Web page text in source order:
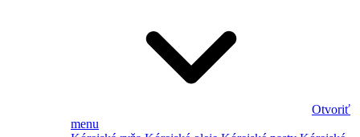
Otvoriť
menu